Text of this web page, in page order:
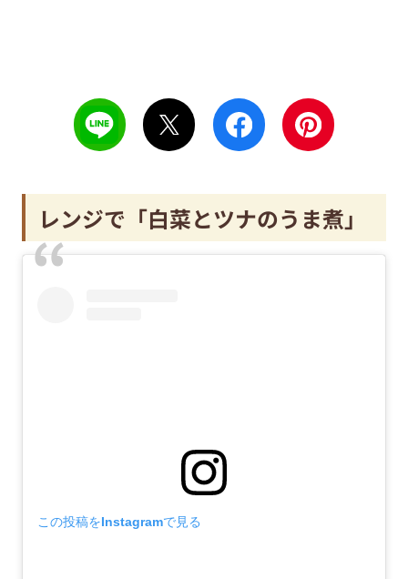
レンジで「白菜とツナのうま煮」
この投稿をInstagramで見る